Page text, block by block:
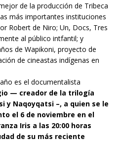
de la producción de Tribeca
más importantes instituciones
Robert de Niro; Un, Docs, Tres
al público intfantil; y
de Wapikoni, proyecto de
de cineastas indígenas en
es el documentalista
— creador de la trilogía
y Naqoyqatsi –, a quien se le
el 6 de noviembre en el
Iris a las 20:00 horas
de su más reciente